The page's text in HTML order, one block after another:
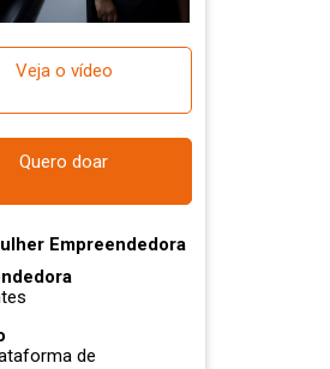
Veja o vídeo
Quero doar
Empreendedora
de